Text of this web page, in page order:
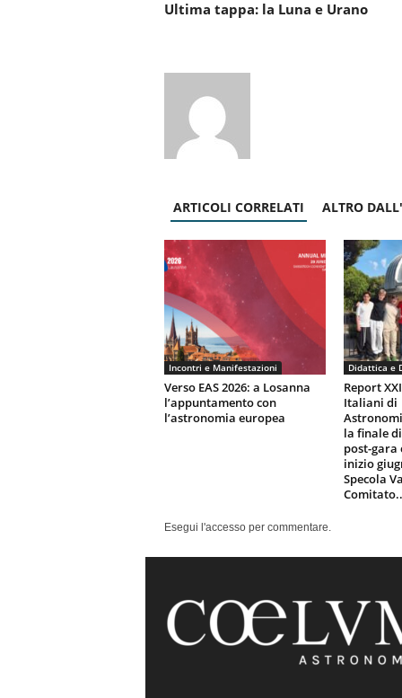
Ultima tappa: la Luna e Urano
ARTICOLI CORRELATI ALTRO
Incontri e Manifestazioni
Verso EAS 2026: a Losanna
l’appuntamento con
l’astronomia europea
Didattica e
Report
Italiani di
la finale
post-gara
inizio
Specola
Esegui l'accesso per commentare.